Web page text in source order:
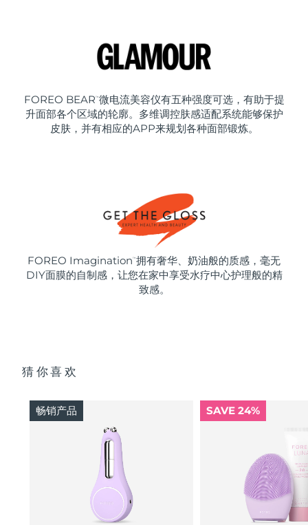
FOREO BEAR ™ 微电流美容仪有五种强度可选，有助于提
升面部各个区域的轮廓。多维调控肤感适配系统能够保护
皮肤，并有相应的APP来规划各种面部锻炼。
FOREO Imagination ™ 拥有奢华、奶油般的质感，毫无
DIY面膜的自制感，让您在家中享受水疗中心护理般的精
致感。
猜你喜欢
畅销产品 SAVE 24%